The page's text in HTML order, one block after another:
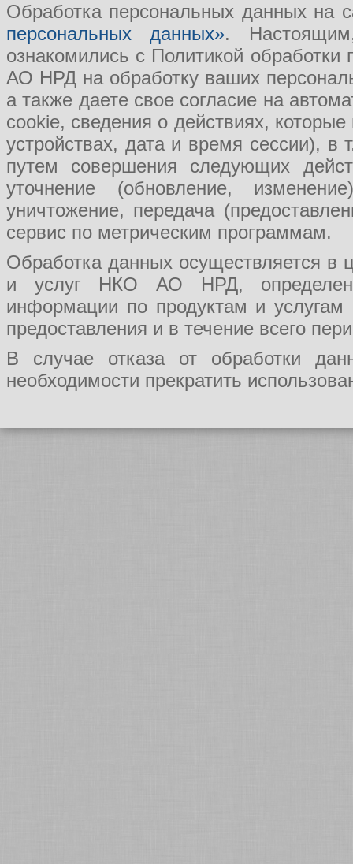
Обработка персональных данных на
персональных данных».
ознакомились с Политикой
АО НРД на обработку ваших
а также даете свое согласие на
cookie, сведения о действиях,
устройствах, дата и время сессии), в
путем совершения следующих
уточнение (обновление,
уничтожение, передача
сервис по метрическим программам.
Обработка данных осуществляется в
и услуг НКО АО НРД, определения
информации по продуктам и
предоставления и в течение всего
В случае отказа от обработки
необходимости прекратить